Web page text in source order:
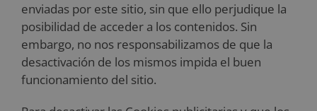
enviadas por este sitio, sin que ello perjudique la
posibilidad de acceder a los contenidos. Sin
embargo, no nos responsabilizamos de que la
desactivación de los mismos impida el buen
funcionamiento del sitio.